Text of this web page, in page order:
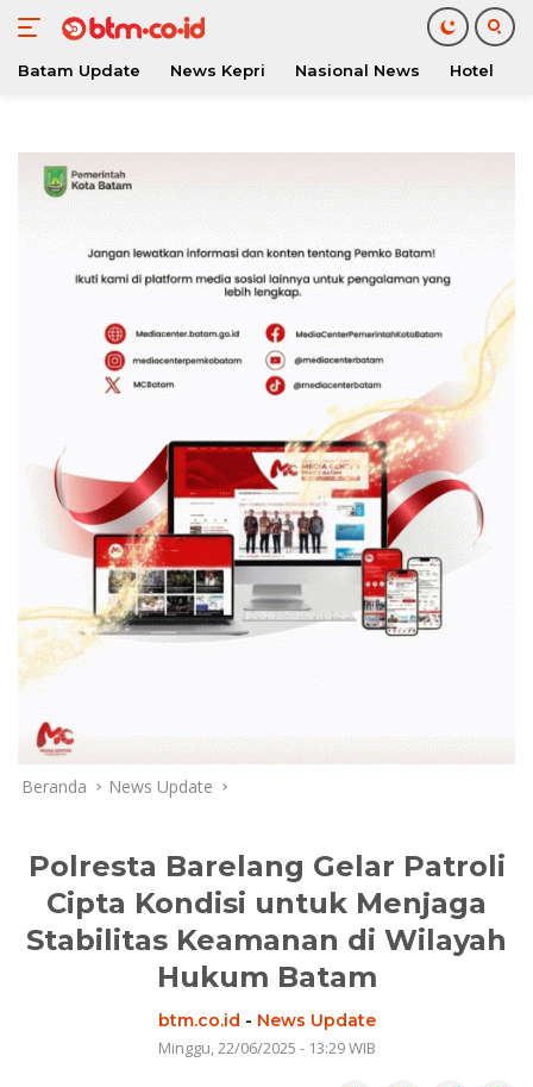
konten
Batam Update News Kepri Nasional News Hotel
Beranda News Update
Polresta Barelang Gelar Patroli
Cipta Kondisi untuk Menjaga
Stabilitas Keamanan di Wilayah
Hukum Batam
btm.co.id - News Update
Minggu, 22/06/2025 - 13:29 WIB